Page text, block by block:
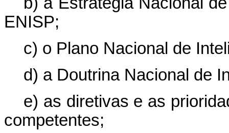
ENISP;
c) o Plano Nacional de
d) a Doutrina Nacional de
e) as diretivas e as
competentes;